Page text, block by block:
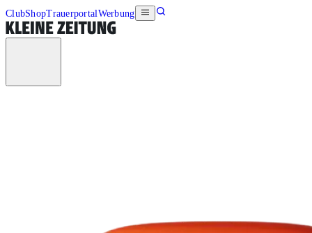
ClubShopTrauerportalWerbung